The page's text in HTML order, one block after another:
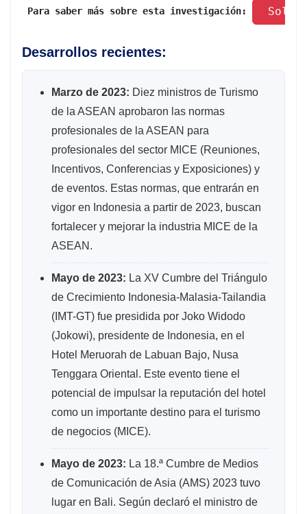
Para saber más sobre esta investigación:
Desarrollos recientes:
Marzo de 2023: Diez ministros de Turismo
de la ASEAN aprobaron las normas
profesionales de la ASEAN para
profesionales del sector MICE (Reuniones,
Incentivos, Conferencias y Exposiciones) y
de eventos. Estas normas, que entrarán en
vigor en Indonesia a partir de 2023, buscan
fortalecer y mejorar la industria MICE de la
ASEAN.
Mayo de 2023: La XV Cumbre del Triángulo
de Crecimiento Indonesia-Malasia-Tailandia
(IMT-GT) fue presidida por Joko Widodo
(Jokowi), presidente de Indonesia, en el
Hotel Meruorah de Labuan Bajo, Nusa
Tenggara Oriental. Este evento tiene el
potencial de impulsar la reputación del hotel
como un importante destino para el turismo
de negocios (MICE).
Mayo de 2023: La 18.ª Cumbre de Medios
de Comunicación de Asia (AMS) 2023 tuvo
lugar en Bali. Según declaró el ministro de